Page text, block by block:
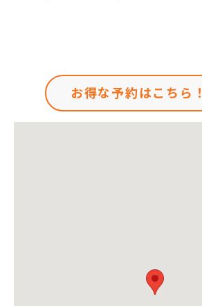
お得な予約はこちら！